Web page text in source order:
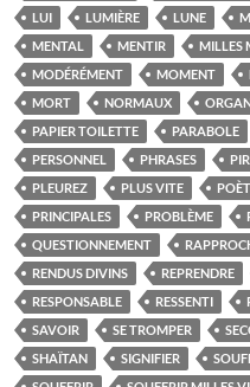
LUI
LUMIÈRE LUNE
MENTAL
MENTIR MILLES
MODÉRÉMENT
MOMENT
MORT
NORMAUX
PAPIER TOILETTE
PARABOLE
PERSONNEL
PHRASES
PLEUREZ
PLUS VITE
PRINCIPALES
PROBLÈME
QUESTIONNEMENT
RENDUS DIVINS
REPRENDRE
RESPONSABLE
RESSENTI
SAVOIR
SE TROMPER
SHAÏTAN
SIGNIFIER